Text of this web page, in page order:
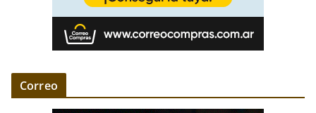
Correo